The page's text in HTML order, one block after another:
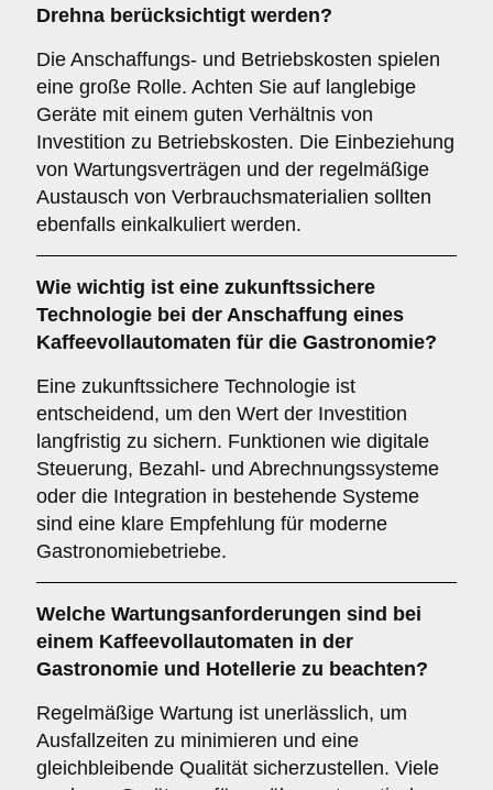
Drehna berücksichtigt werden?
Die Anschaffungs- und Betriebskosten spielen
eine große Rolle. Achten Sie auf langlebige
Geräte mit einem guten Verhältnis von
Investition zu Betriebskosten. Die Einbeziehung
von Wartungsverträgen und der regelmäßige
Austausch von Verbrauchsmaterialien sollten
ebenfalls einkalkuliert werden.
Wie wichtig ist eine zukunftssichere
Technologie bei der Anschaffung eines
Kaffeevollautomaten für die Gastronomie?
Eine zukunftssichere Technologie ist
entscheidend, um den Wert der Investition
langfristig zu sichern. Funktionen wie digitale
Steuerung, Bezahl- und Abrechnungssysteme
oder die Integration in bestehende Systeme
sind eine klare Empfehlung für moderne
Gastronomiebetriebe.
Welche Wartungsanforderungen sind bei
einem Kaffeevollautomaten in der
Gastronomie und Hotellerie zu beachten?
Regelmäßige Wartung ist unerlässlich, um
Ausfallzeiten zu minimieren und eine
gleichbleibende Qualität sicherzustellen. Viele